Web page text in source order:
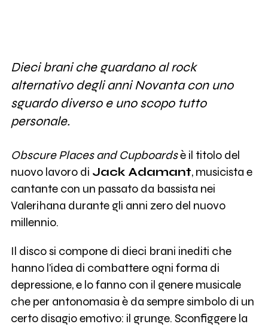
Dieci brani che guardano al rock
alternativo degli anni Novanta con uno
sguardo diverso e uno scopo tutto
personale.
Obscure Places and Cupboardsè il titolo del
nuovo lavoro di Jack Adamant, musicista e
cantante con un passato da bassista nei
Valerihana durante gli anni zero del nuovo
millennio.
Il disco si compone di dieci brani inediti che
hanno l'idea di combattere ogni forma di
depressione, e lo fanno con il genere musicale
che per antonomasia è da sempre simbolo di un
certo disagio emotivo: il grunge. Sconfiggere la